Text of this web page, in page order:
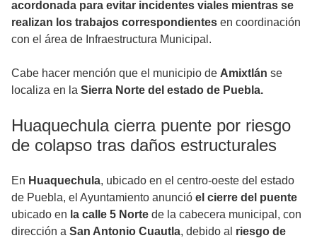
acordonada para evitar incidentes viales mientras se
realizan los trabajos correspondientes en coordinación
con el área de Infraestructura Municipal.
Cabe hacer mención que el municipio de Amixtlán se
localiza en la Sierra Norte del estado de Puebla.
Huaquechula cierra puente por riesgo
de colapso tras daños estructurales
En Huaquechula, ubicado en el centro-oeste del estado
de Puebla, el Ayuntamiento anunció el cierre del puente
ubicado en la calle 5 Norte de la cabecera municipal, con
dirección a San Antonio Cuautla, debido al riesgo de